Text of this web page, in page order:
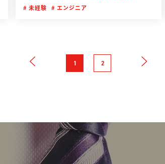
未経験
エンジニア
1 2